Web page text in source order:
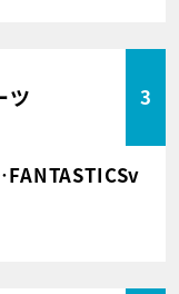
ツ 3